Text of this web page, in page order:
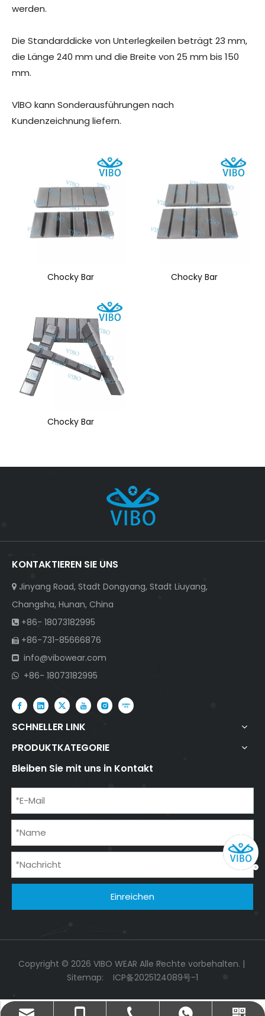
werden.
Die Standarddicke von Unterlegkeilen beträgt 23 mm,
die Länge 240 mm und die Breite von 25 mm bis 150
mm.
VlBO kann Sonderausführungen nach
Kundenzeichnung liefern.
Chocky Bar Chocky Bar
Chocky Bar
KONTAKTIEREN SIE UNS
 Jinyang Road, Stadt Dongyang, Stadt Liuyang,
Changsha, Hunan, China
 +86- 18073182995
 +86-731-85666876
 info@vibowear.com
 +86- 18073182995
SCHNELLER LINK
PRODUKTKATEGORIE
Bleiben Sie mit uns in Kontakt
Einreichen
Copyright © 2026 VIBO WEAR Alle Rechte vorbehalten. |
Sitemap:
ICP备2025124089号-1